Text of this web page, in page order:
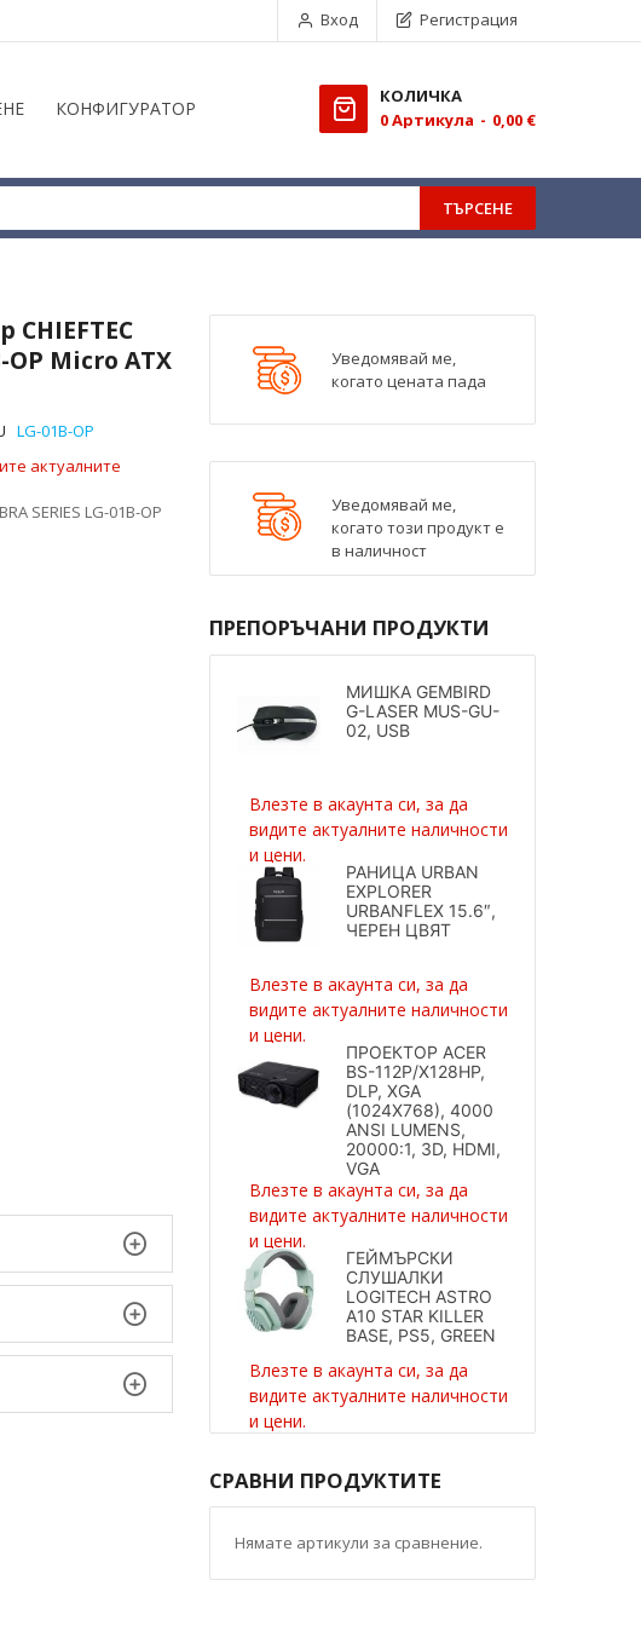
Вход Регистрация
КОНФИГУРАТОР
КОЛИЧКА
0Aртикула 0,00 €
ТЪРСЕНЕ
OP Micro ATX
LG-01B-OP
актуалните
SERIES LG-01B-OP
Уведомявай ме,
когато цената пада
Уведомявай ме,
когато този продукт е
в наличност
ПРЕПОРЪЧАНИ ПРОДУКТИ
МИШКА GEMBIRD
G-LASER MUS-GU-
02, USB
Влезте в акаунта си, за да
видите актуалните наличности
и цени.
РАНИЦА URBAN
EXPLORER
URBANFLEX 15.6″,
ЧЕРЕН ЦВЯТ
Влезте в акаунта си, за да
видите актуалните наличности
и цени.
ПРОЕКТОР ACER
BS-112P/X128HP,
DLP, XGA
(1024X768), 4000
ANSI LUMENS,
20000:1, 3D, HDMI,
VGA
Влезте в акаунта си, за да
видите актуалните наличности
и цени.
ГЕЙМЪРСКИ
СЛУШАЛКИ
LOGITECH ASTRO
A10 STAR KILLER
BASE, PS5, GREEN
Влезте в акаунта си, за да
видите актуалните наличности
и цени.
СРАВНИ ПРОДУКТИТЕ
Нямате артикули за сравнение.